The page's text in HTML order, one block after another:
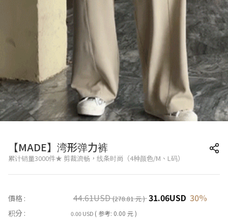
【MADE】湾形弹力裤
累计销量3000件★ 剪裁流畅，线条时尚（4种颜色/M、L码）
價格 : 44.61USD (278.81 元 ) 31.06USD 30%
积分 : 0.00 USD ( 参考: 0.00 元 )